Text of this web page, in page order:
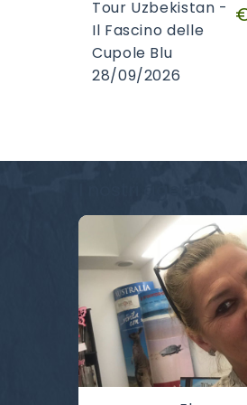
Tour Uzbekistan -
Il Fascino delle
Cupole Blu
28/09/2026